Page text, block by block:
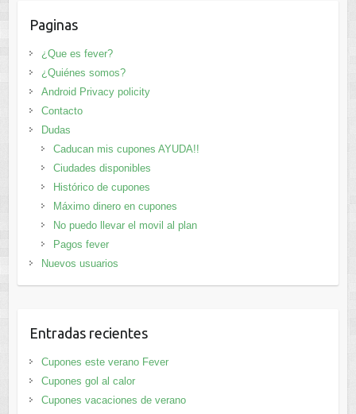
Paginas
¿Que es fever?
¿Quiénes somos?
Android Privacy policity
Contacto
Dudas
Caducan mis cupones AYUDA!!
Ciudades disponibles
Histórico de cupones
Máximo dinero en cupones
No puedo llevar el movil al plan
Pagos fever
Nuevos usuarios
Entradas recientes
Cupones este verano Fever
Cupones gol al calor
Cupones vacaciones de verano